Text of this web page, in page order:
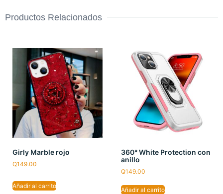
Productos Relacionados
Girly Marble rojo
Q149.00
Añadir al carrito
360° White Protection con
anillo
Q149.00
Añadir al carrito